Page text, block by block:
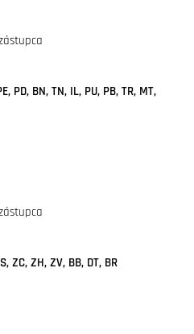
PD, BN, TN, IL, PU, PB, TR, MT,
ZC, ZH, ZV, BB, DT, BR